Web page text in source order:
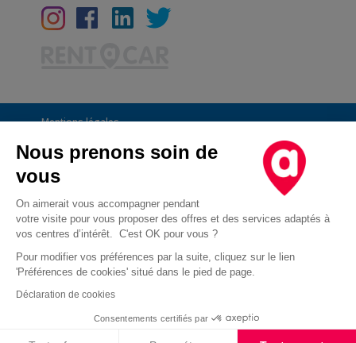
Mentions légales
Conditions Générales
CGU
Informations générales
Déclaration de confidentialité
Droit d'opposition au démarchage téléphonique
Cookies
Nous prenons soin de
vous
On aimerait vous accompagner pendant
votre visite pour vous proposer des offres et des services adaptés à
vos centres d’intérêt. C'est OK pour vous ?
Pour modifier vos préférences par la suite, cliquez sur le lien
'Préférences de cookies' situé dans le pied de page.
Déclaration de cookies
Consentements certifiés par